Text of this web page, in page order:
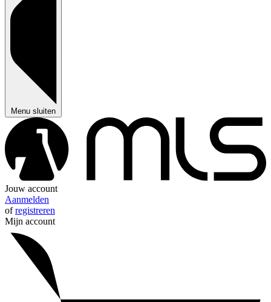
Menu sluiten
Jouw account
Aanmelden
ofregistreren
Mijn account